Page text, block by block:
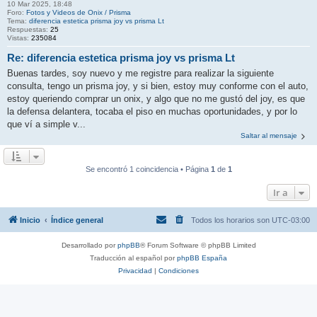
10 Mar 2025, 18:48
Foro: Fotos y Videos de Onix / Prisma
Tema: diferencia estetica prisma joy vs prisma Lt
Respuestas: 25
Vistas: 235084
Re: diferencia estetica prisma joy vs prisma Lt
Buenas tardes, soy nuevo y me registre para realizar la siguiente
consulta, tengo un prisma joy, y si bien, estoy muy conforme con el auto,
estoy queriendo comprar un onix, y algo que no me gustó del joy, es que
la defensa delantera, tocaba el piso en muchas oportunidades, y por lo
que ví a simple v...
Saltar al mensaje
Se encontró 1 coincidencia • Página 1 de 1
Ir a
Inicio Índice general Todos los horarios son UTC-03:00
Desarrollado porphpBB® Forum Software © phpBB Limited
Traducción al español porphpBB España
Privacidad | Condiciones